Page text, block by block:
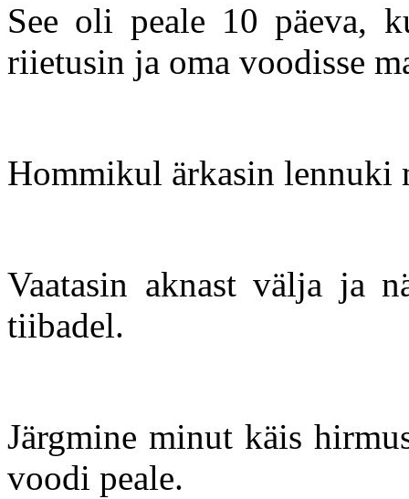
See oli peale 10 päeva,
riietusin ja oma voodisse
Hommikul ärkasin lennuki
Vaatasin aknast välja ja
tiibadel.
Järgmine minut käis
voodi peale.